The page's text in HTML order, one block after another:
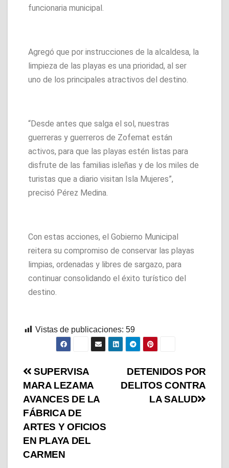
funcionaria municipal.
Agregó que por instrucciones de la alcaldesa, la
limpieza de las playas es una prioridad, al ser
uno de los principales atractivos del destino.
“Desde antes que salga el sol, nuestras
guerreras y guerreros de Zofemat están
activos, para que las playas estén listas para
disfrute de las familias isleñas y de los miles de
turistas que a diario visitan Isla Mujeres”,
precisó Pérez Medina.
Con estas acciones, el Gobierno Municipal
reitera su compromiso de conservar las playas
limpias, ordenadas y libres de sargazo, para
continuar consolidando el éxito turístico del
destino.
Vistas de publicaciones: 59
DETENIDOS POR
DELITOS CONTRA
LA SALUD
SUPERVISA
MARA LEZAMA
AVANCES DE LA
FÁBRICA DE
ARTES Y OFICIOS
EN PLAYA DEL
CARMEN